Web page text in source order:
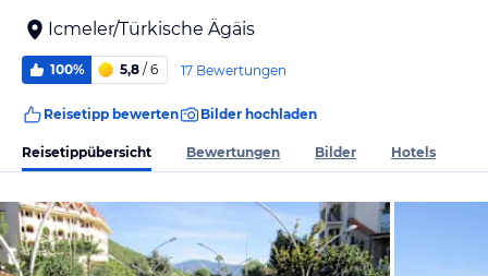
Icmeler/Türkische Ägäis
100% 5,8 / 6 17 Bewertungen
Reisetipp bewerten Bilder hochladen
Reisetippübersicht Bewertungen Bilder Hotels